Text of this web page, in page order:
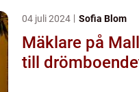
04 juli 2024 Sofia Blom
Mäklare på
till